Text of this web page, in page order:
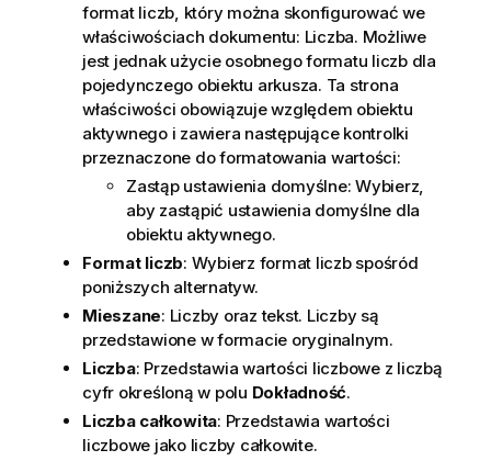
format liczb, który można skonfigurować we
właściwościach dokumentu: Liczba. Możliwe
jest jednak użycie osobnego formatu liczb dla
pojedynczego obiektu arkusza. Ta strona
właściwości obowiązuje względem obiektu
aktywnego i zawiera następujące kontrolki
przeznaczone do formatowania wartości:
Zastąp ustawienia domyślne: Wybierz,
aby zastąpić ustawienia domyślne dla
obiektu aktywnego.
Format liczb: Wybierz format liczb spośród
poniższych alternatyw.
Mieszane: Liczby oraz tekst. Liczby są
przedstawione w formacie oryginalnym.
Liczba: Przedstawia wartości liczbowe z liczbą
cyfr określoną w polu Dokładność.
Liczba całkowita: Przedstawia wartości
liczbowe jako liczby całkowite.